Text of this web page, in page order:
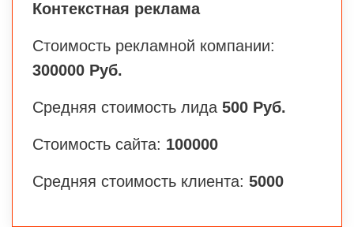
Контекстная реклама
Стоимость рекламной компании:
300000 Руб.
Средняя стоимость лида 500 Руб.
Стоимость сайта: 100000
Средняя стоимость клиента: 5000